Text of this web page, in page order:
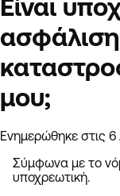
Είναι
μου;
Ενημερώθηκε στις
Σύμφωνα με το
υποχρεωτική.